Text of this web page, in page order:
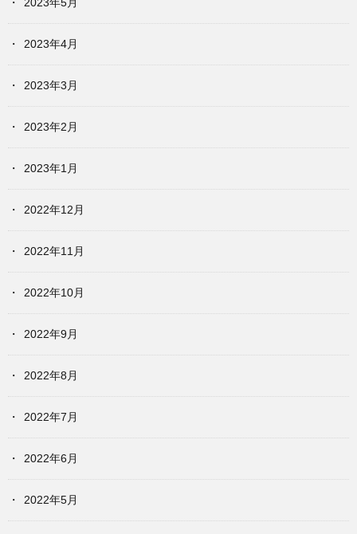
2023年4月
2023年3月
2023年2月
2023年1月
2022年12月
2022年11月
2022年10月
2022年9月
2022年8月
2022年7月
2022年6月
2022年5月